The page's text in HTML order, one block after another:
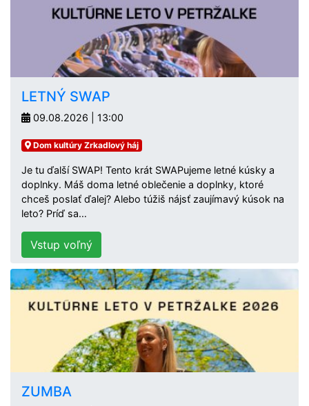
LETNÝ SWAP
09.08.2026 | 13:00
Dom kultúry Zrkadlový háj
Je tu ďalší SWAP! Tento krát SWAPujeme letné kúsky a
doplnky. Máš doma letné oblečenie a doplnky, ktoré
chceš poslať ďalej? Alebo túžiš nájsť zaujímavý kúsok na
leto? Príď sa…
Vstup voľný
ZUMBA